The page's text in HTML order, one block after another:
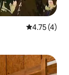
レビュー4
4.75 (4)